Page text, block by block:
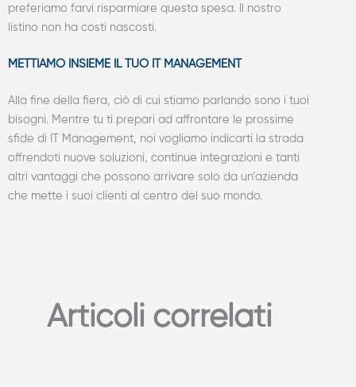
preferiamo farvi risparmiare questa spesa. Il nostro
listino non ha costi nascosti.
METTIAMO INSIEME IL TUO IT MANAGEMENT
Alla fine della fiera, ciò di cui stiamo parlando sono i tuoi
bisogni. Mentre tu ti prepari ad affrontare le prossime
sfide di IT Management, noi vogliamo indicarti la strada
offrendoti nuove soluzioni, continue integrazioni e tanti
altri vantaggi che possono arrivare solo da un’azienda
che mette i suoi clienti al centro del suo mondo.
Articoli correlati